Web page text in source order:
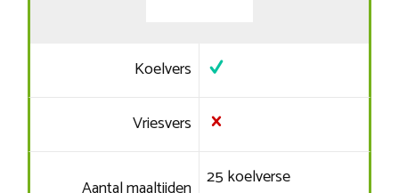
Koelvers
Vriesvers
25 koelverse